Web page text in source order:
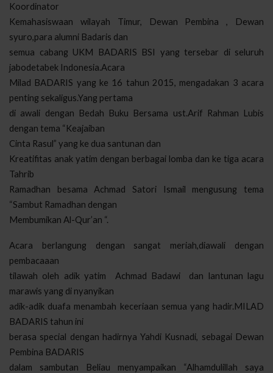
Koordinator
Kemahasiswaan wilayah Timur, Dewan Pembina , Dewan
syuro,para alumni Badaris dan
semua cabang UKM BADARIS BSI yang tersebar di seluruh
jabodetabek Indonesia.Acara
Milad BADARIS yang ke 16 tahun 2015, mengadakan 3 acara
penting sekaligus.Yang pertama
di awali dengan Bedah Buku Bersama ust.Arif Rahman Lubis
dengan tema “Keajaiban
Cinta Rasul” yang ke dua santunan dan
Kreatifitas anak yatim dengan berbagai lomba dan ke tiga acara
Tahrib
Ramadhan besama Achmad Satori Ismail mengusung tema
“Sambut Ramadhan dengan
Membumikan Al-Qur’an “.
Acara berlangung dengan sangat meriah,diawali dengan
pembacaaan
tilawah oleh adik yatim
Achmad Badawi
dan lantunan lagu
marawis yang di nyanyikan
adik-adik duafa menambah keceriaan semua yang hadir.MILAD
BADARIS tahun ini
berasa special dengan hadirnya Yahdi Kusnadi, sebagai Dewan
Pembina BADARIS
dalam sambutan Beliau menyampaikan “Alhamdulillah saya